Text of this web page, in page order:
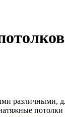
различными,